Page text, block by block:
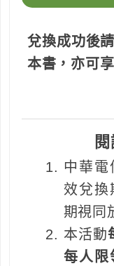
兌換成功後
本書，亦可
中華
效兌
期視同
本活動
每人限